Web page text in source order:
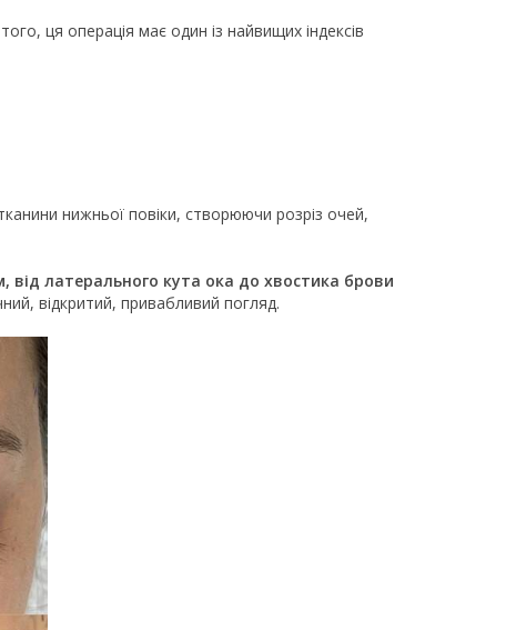
ця операція має один із найвищих індексів
нижньої повіки, створюючи розріз очей,
від латерального кута ока до хвостика брови
відкритий, привабливий погляд.